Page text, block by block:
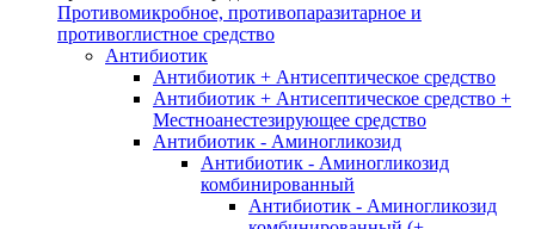
Противомикробное, противопаразитарное и
противоглистное средство
Антибиотик
Антибиотик + Антисептическое средство
Антибиотик + Антисептическое средство +
Местноанестезирующее средство
Антибиотик - Аминогликозид
Антибиотик - Аминогликозид
комбинированный
Антибиотик - Аминогликозид